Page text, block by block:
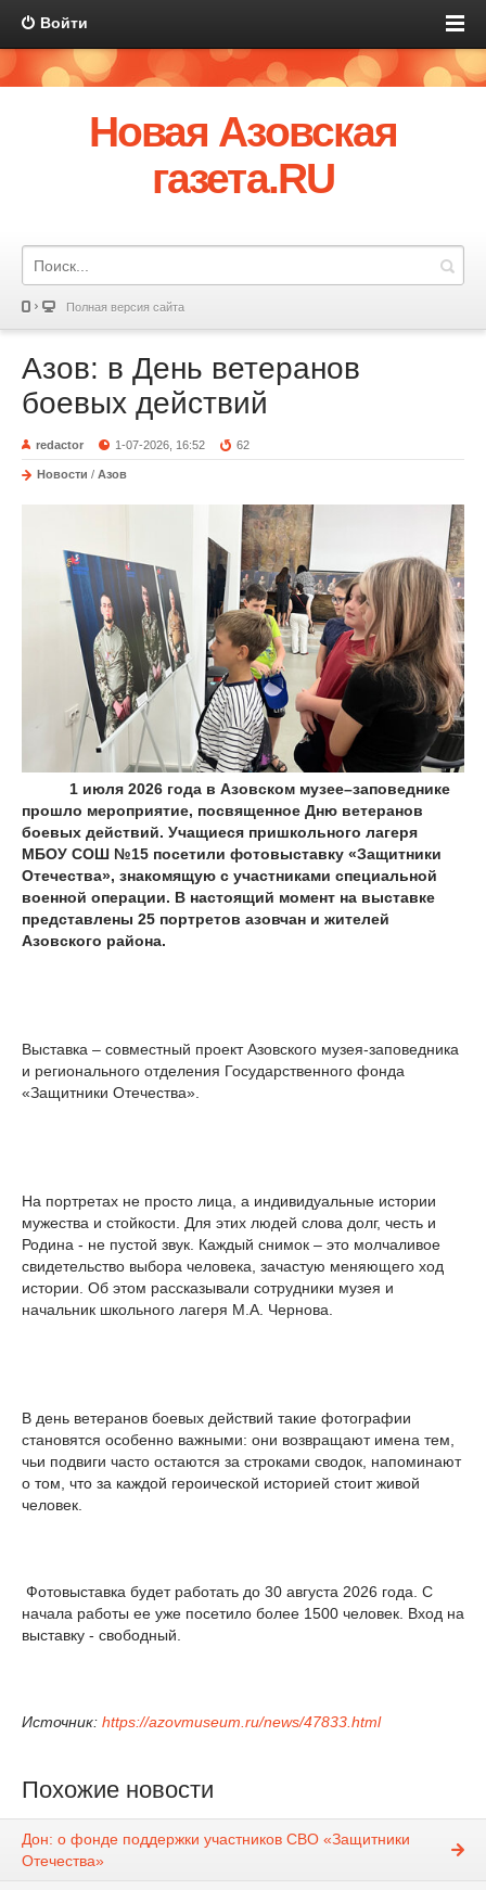
Войти
Новая Азовская
газета.RU
Полная версия сайта
Азов: в День ветеранов
боевых действий
redactor 1-07-2026, 16:52 62
Новости / Азов
1 июля 2026 года в Азовском музее–заповеднике
прошло мероприятие, посвященное Дню ветеранов
боевых действий. Учащиеся пришкольного лагеря
МБОУ СОШ №15 посетили фотовыставку «Защитники
Отечества», знакомящую с участниками специальной
военной операции. В настоящий момент на выставке
представлены 25 портретов азовчан и жителей
Азовского района.
Выставка – совместный проект Азовского музея-заповедника
и регионального отделения Государственного фонда
«Защитники Отечества».
На портретах не просто лица, а индивидуальные истории
мужества и стойкости. Для этих людей слова долг, честь и
Родина - не пустой звук. Каждый снимок – это молчаливое
свидетельство выбора человека, зачастую меняющего ход
истории. Об этом рассказывали сотрудники музея и
начальник школьного лагеря М.А. Чернова.
В день ветеранов боевых действий такие фотографии
становятся особенно важными: они возвращают имена тем,
чьи подвиги часто остаются за строками сводок, напоминают
о том, что за каждой героической историей стоит живой
человек.
Фотовыставка будет работать до 30 августа 2026 года. С
начала работы ее уже посетило более 1500 человек. Вход на
выставку - свободный.
Источник: https://azovmuseum.ru/news/47833.html
Похожие новости
Дон: о фонде поддержки участников СВО «Защитники
Отечества»